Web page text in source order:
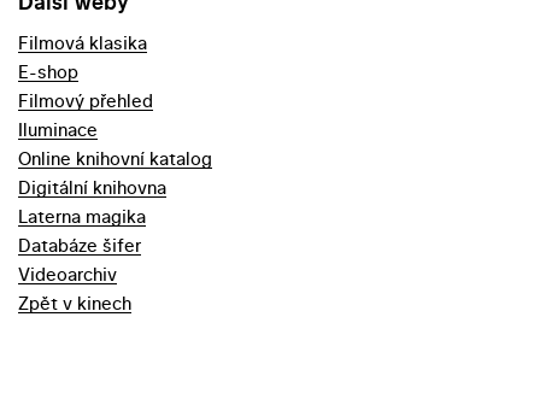
Filmová klasika
E-shop
Filmový přehled
Iluminace
Online knihovní katalog
Digitální knihovna
Laterna magika
Databáze šifer
Videoarchiv
Zpět v kinech